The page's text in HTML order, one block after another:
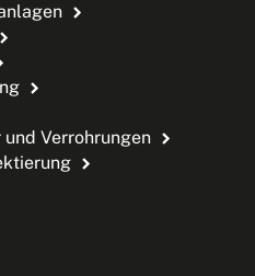
Verrohrungen